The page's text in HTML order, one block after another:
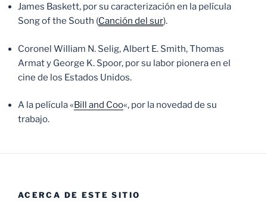
James Baskett, por su caracterización en la película
Song of the South (Canción del sur).
Coronel William N. Selig, Albert E. Smith, Thomas
Armat y George K. Spoor, por su labor pionera en el
cine de los Estados Unidos.
A la película «Bill and Coo«, por la novedad de su
trabajo.
ACERCA DE ESTE SITIO